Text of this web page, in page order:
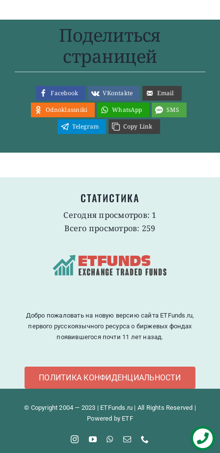
Поделиться
страницей
Facebook VKontakte
Email
Odnoklassniki
WhatsApp
SMS
Telegram
Copy Link
СТАТИСТИКА
Сегодня просмотров: 1
Всего просмотров: 259
Добро пожаловать на новую версию сайта ETFunds.ru,
первого русскоязычного ресурса о биржевых фондах
появившегося почти 11 лет назад.
ПОЛИТИКА КОНФИДЕНЦИАЛЬНОСТИ
© Copyright 2004 — 2023 | ETFunds.ru | All Rights Reserved |
Powered by ETF